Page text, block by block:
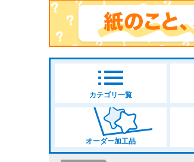
カテゴリ一覧
オーダー加工品